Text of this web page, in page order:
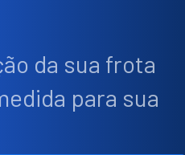
da sua frota
para sua